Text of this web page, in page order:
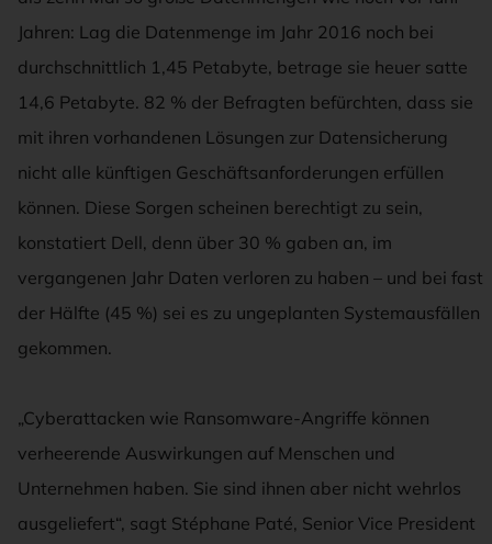
Jahren: Lag die Datenmenge im Jahr 2016 noch bei
durchschnittlich 1,45 Petabyte, betrage sie heuer satte
14,6 Petabyte. 82 % der Befragten befürchten, dass sie
mit ihren vorhandenen Lösungen zur Datensicherung
nicht alle künftigen Geschäftsanforderungen erfüllen
können. Diese Sorgen scheinen berechtigt zu sein,
konstatiert Dell, denn über 30 % gaben an, im
vergangenen Jahr Daten verloren zu haben – und bei fast
der Hälfte (45 %) sei es zu ungeplanten Systemausfällen
gekommen.
„Cyberattacken wie Ransomware-Angriffe können
verheerende Auswirkungen auf Menschen und
Unternehmen haben. Sie sind ihnen aber nicht wehrlos
ausgeliefert“, sagt Stéphane Paté, Senior Vice President